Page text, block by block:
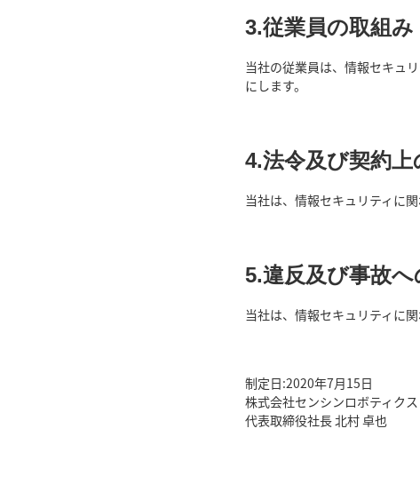
3.従業員の取組み
当社の従業員は、情報セキュ
にします。
4.法令及び契約
当社は、情報セキュリティに
5.違反及び事故へ
当社は、情報セキュリティに
制定日:2020年7月15日
株式会社センシンロボティクス
代表取締役社長 北村 卓也